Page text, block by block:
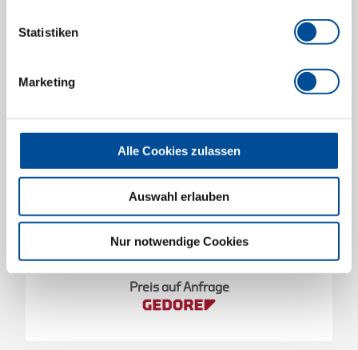
Statistiken
Marketing
Alle Cookies zulassen
Auswahl erlauben
Nur notwendige Cookies
Verbindungsvierkant 1/4" mit Knopf 33 mm
3301221/ R48990000
Preis auf Anfrage